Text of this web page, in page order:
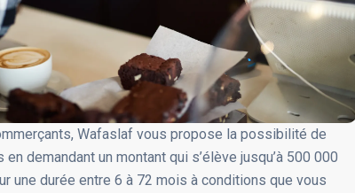
Wafaslaf vous propose la possibilité de
demandant un montant qui s’élève jusqu’à 500 000
une durée entre 6 à 72 mois à conditions que vous